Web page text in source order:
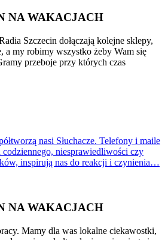
NA WAKACJACH
Szczecin dołączają kolejne sklepy,
a my robimy wszystko żeby Wam się
przeboje przy których czas
nasi Słuchacze. Telefony i maile
codziennego, niesprawiedliwości czy
inspirują nas do reakcji i czynienia…
NA WAKACJACH
Mamy dla was lokalne ciekawostki,